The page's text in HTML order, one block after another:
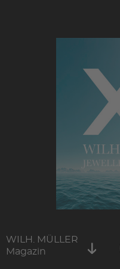
WILH. MÜLLER
Magazin